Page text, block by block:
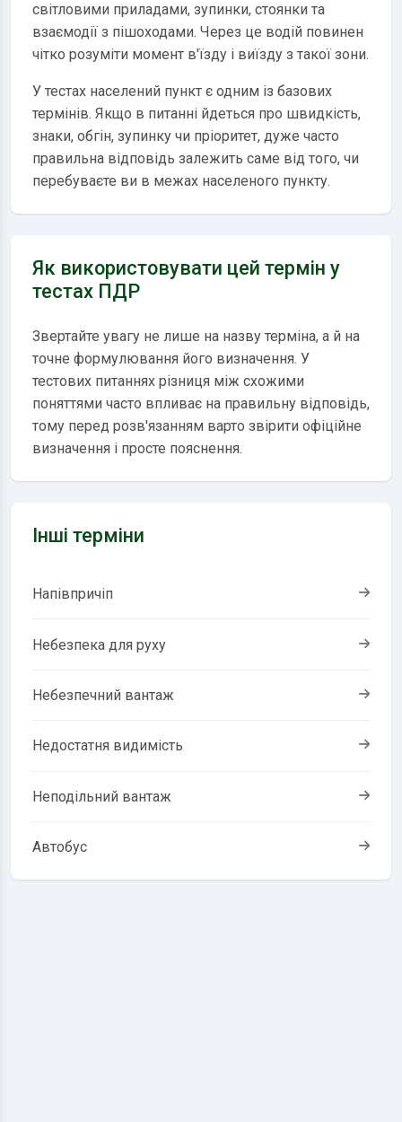
світловими приладами, зупинки, стоянки та
взаємодії з пішоходами. Через це водій повинен
чітко розуміти момент в'їзду і виїзду з такої зони.
У тестах населений пункт є одним із базових
термінів. Якщо в питанні йдеться про швидкість,
знаки, обгін, зупинку чи пріоритет, дуже часто
правильна відповідь залежить саме від того, чи
перебуваєте ви в межах населеного пункту.
Як використовувати цей термін у
тестах ПДР
Звертайте увагу не лише на назву терміна, а й на
точне формулювання його визначення. У
тестових питаннях різниця між схожими
поняттями часто впливає на правильну відповідь,
тому перед розв'язанням варто звірити офіційне
визначення і просте пояснення.
Інші терміни
Напівпричіп
Небезпека для руху
Небезпечний вантаж
Недостатня видимість
Неподільний вантаж
Автобус